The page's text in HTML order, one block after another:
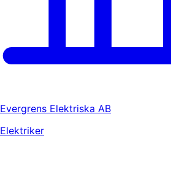
Evergrens Elektriska AB
Elektriker